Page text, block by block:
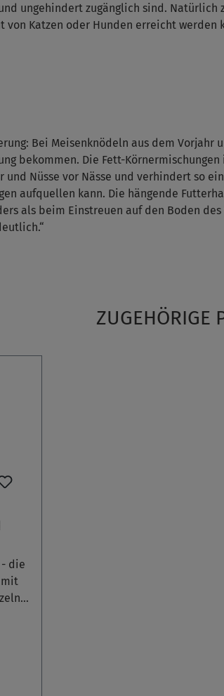
ungehindert zugänglich sind.
Katzen oder Hunden erreicht werden
Bei Meisenknödeln aus dem
bekommen. Die Fett-
Nüsse vor Nässe und verhindert so
aufquellen kann. Die hängende
als beim Einstreuen auf den Boden
ZUGEHÖRIGE
- die
mit